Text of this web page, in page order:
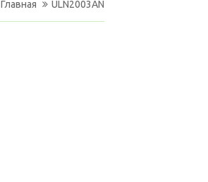
Главная ULN2003AN